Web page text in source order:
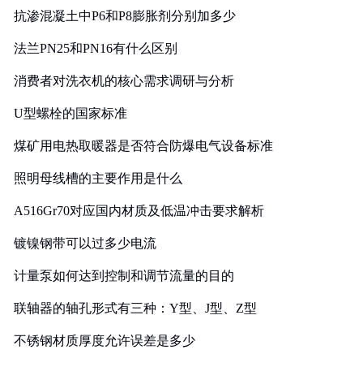
抗渗混凝土中P6和P8膨胀剂分别加多少
法兰PN25和PN16有什么区别
消费者对洗衣机的核心需求调研与分析
U型螺栓的国家标准
煤矿用电热取暖器是否符合防爆电气设备标准
照明母线槽的主要作用是什么
A516Gr70对应国内材质及低温冲击要求解析
镀镍钢带可以过多少电流
计量泵如何达到控制和调节流量的目的
联轴器的轴孔形式有三种：Y型、J型、Z型
不锈钢材质厚度允许误差是多少